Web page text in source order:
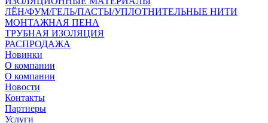
ЛЁН/ФУМ/ГЕЛЬ/ПАСТЫ/УПЛОТНИТЕЛЬНЫЕ НИТИ
МОНТАЖНАЯ ПЕНА
ТРУБНАЯ ИЗОЛЯЦИЯ
РАСПРОДАЖА
Новинки
О компании
О компании
Новости
Контакты
Партнеры
Услуги